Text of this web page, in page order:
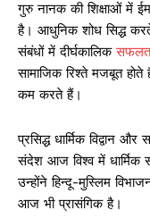
गुरु नानक की शिक्षाओं में
है। आधुनिक शोध सिद्ध
संबंधों में दीर्घकालिक
सामाजिक रिश्ते मजबूत होते
कम करते हैं।
प्रसिद्ध धार्मिक विद्वान
संदेश आज विश्व में धार्मिक
उन्होंने हिन्दू-मुस्लिम
आज भी प्रासंगिक है।